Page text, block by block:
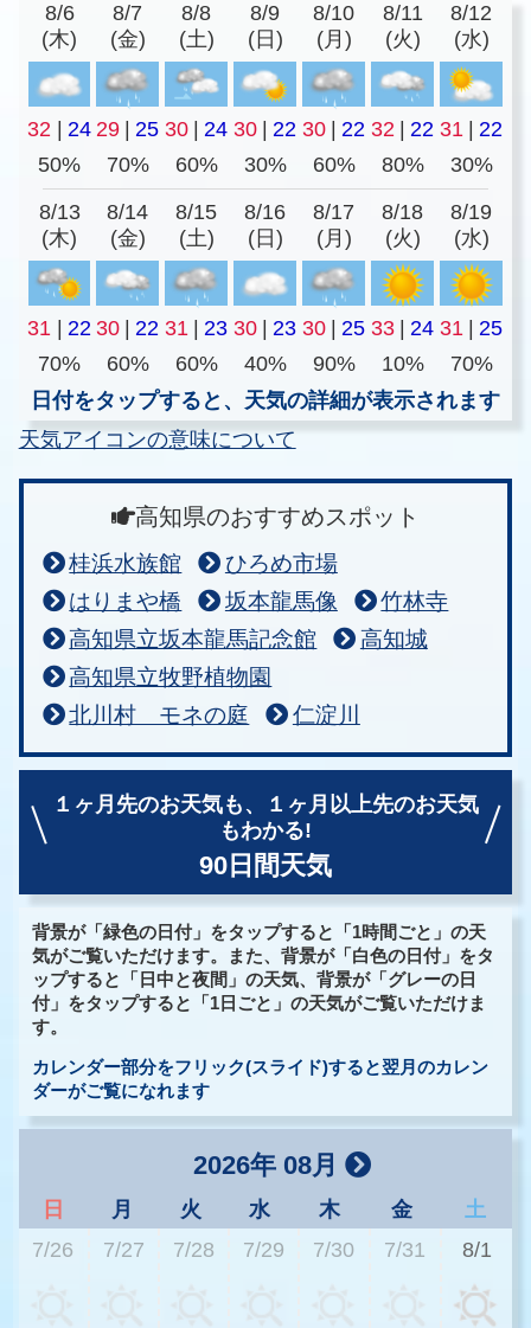
8/6
(木)
8/7
(金)
8/8
(土)
8/9
(日)
8/10
(月)
8/11
(火)
8/12
(水)
32 24 29 25 30 24 30 22 30 22 32 22 31
22
50%
70% 60% 30% 60% 80% 30%
8/13
(木)
8/14
(金)
8/15
(土)
8/16
(日)
8/17
(月)
8/18
(火)
8/19
(水)
31 22 30 22 31 23 30 23 30 25 33 24 31
25
70%
60% 60% 40% 90% 10%
70%
日付をタップすると、天気の詳細が表示されます
天気アイコンの意味について
高知県のおすすめスポット
桂浜水族館
ひろめ市場
はりまや橋
坂本龍馬像
竹林寺
高知県立坂本龍馬記念館
高知城
高知県立牧野植物園
北川村 モネの庭
仁淀川
１ヶ月先のお天気も、
１ヶ月以上先のお天気
もわかる!
90日間天気
背景が「緑色の日付」をタップすると「1時間ごと」の天
気がご覧いただけます。また、背景が「白色の日付」をタ
ップすると「日中と夜間」の天気、背景が「グレーの日
付」をタップすると「1日ごと」の天気がご覧いただけま
す。
カレンダー部分をフリック(スライド)すると翌月のカレン
ダーがご覧になれます
2026年 08月
日 月 火 水 木 金
土
7/26
7/27 7/28 7/29 7/30 7/31 8/1